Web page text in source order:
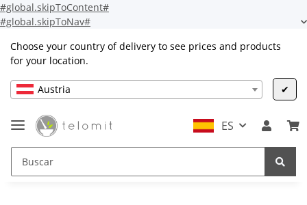
#global.skipToContent#
#global.skipToNav#
Choose your country of delivery to see prices and products
for your location.
Austria ✔
ES